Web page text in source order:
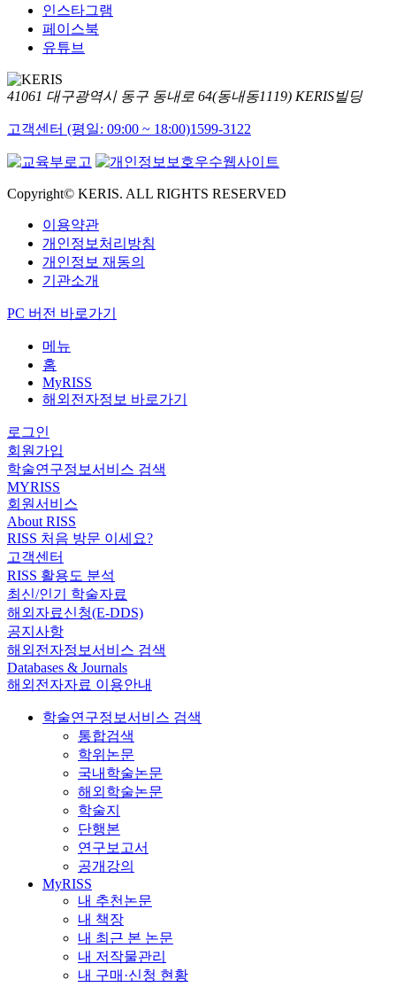
인스타그램
페이스북
유튜브
41061 대구광역시 동구 동내로 64(동내동1119) KERIS빌딩
고객센터 (평일: 09:00 ~ 18:00)1599-3122
Copyright© KERIS. ALL RIGHTS RESERVED
이용약관
개인정보처리방침
개인정보 재동의
기관소개
PC 버전 바로가기
메뉴
홈
MyRISS
해외전자정보 바로가기
로그인
회원가입
학술연구정보서비스 검색
MYRISS
회원서비스
About RISS
RISS 처음 방문 이세요?
고객센터
RISS 활용도 분석
최신/인기 학술자료
해외자료신청(E-DDS)
공지사항
해외전자정보서비스 검색
Databases & Journals
해외전자자료 이용안내
학술연구정보서비스 검색
통합검색
학위논문
국내학술논문
해외학술논문
학술지
단행본
연구보고서
공개강의
MyRISS
내 추천논문
내 책장
내 최근 본 논문
내 저작물관리
내 구매·신청 현황